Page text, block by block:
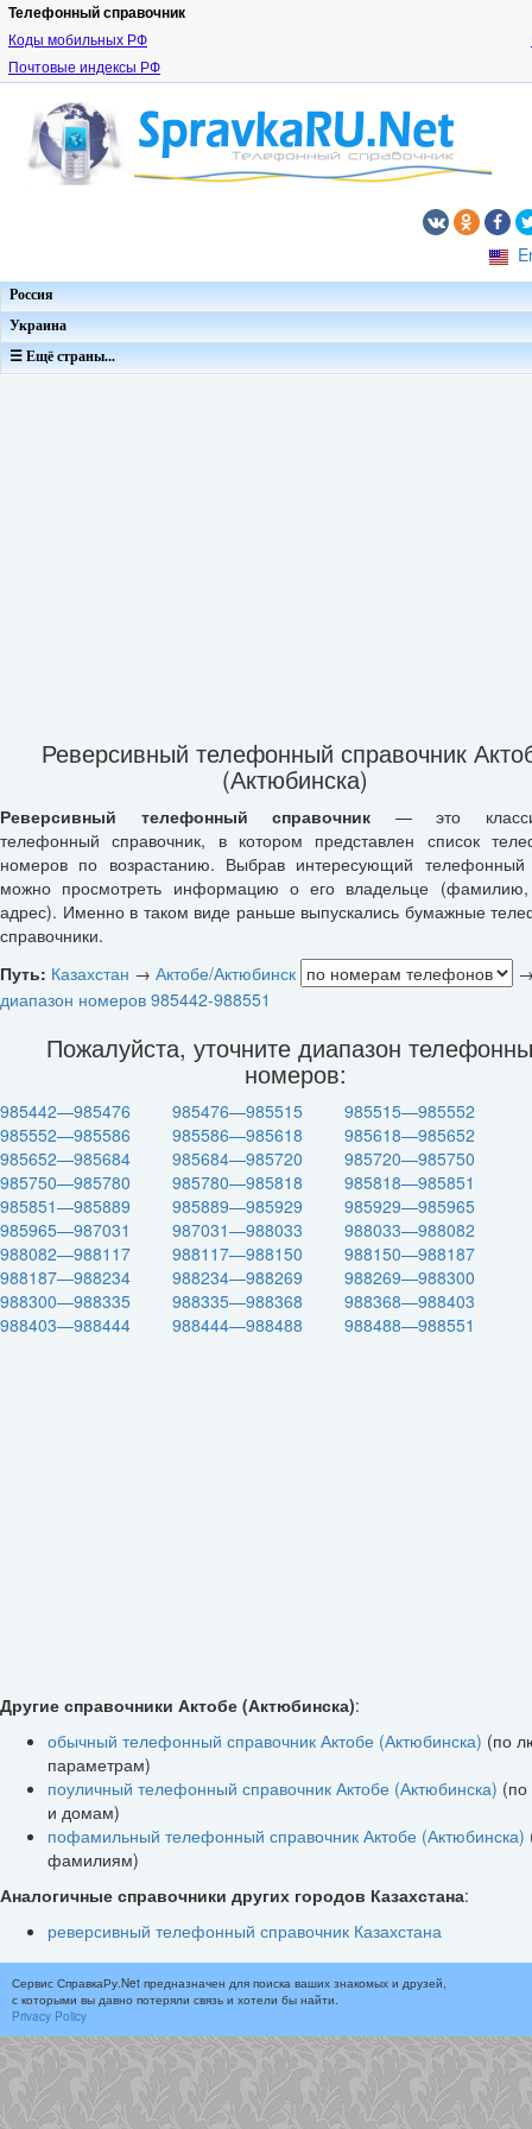
Телефонный справочник
Коды мобильных РФ
Почтовые индексы РФ
Россия
Украина
☰ Ещё страны...
Реверсивный телефонный справочник
(Актюбинска)
Реверсивный телефонный справочник — это
телефонный справочник, в котором представлен список
номеров по возрастанию. Выбрав интересующий
можно просмотреть информацию о его владельце
адрес). Именно в таком виде раньше выпускались бумажные
справочники.
Путь: Казахстан → Актобе/Актюбинск
диапазон номеров 985442-988551
Пожалуйста, уточните диапазон
номеров:
985442—985476 985476—985515
985515—985552
985552—985586
985586—985618
985618—985652
985652—985684
985684—985720
985720—985750
985750—985780
985780—985818
985818—985851
985851—985889
985889—985929
985929—985965
985965—987031
987031—988033
988033—988082
988082—988117
988117—988150
988150—988187
988187—988234
988234—988269
988269—988300
988300—988335
988335—988368
988368—988403
988403—988444
988444—988488 988488—988551
Другие справочники Актобе (Актюбинска):
обычный телефонный справочник Актобе (Актюбинска) (по
параметрам)
поуличный телефонный справочник Актобе (Актюбинска)
и домам)
пофамильный телефонный справочник Актобе (Актюбинска)
фамилиям)
Аналогичные справочники других городов Казахстана:
реверсивный телефонный справочник Казахстана
Сервис СправкаРу.Net предназначен для поиска ваших знакомых и друзей,
с которыми вы давно потеряли связь и хотели бы найти.
Privacy Policy